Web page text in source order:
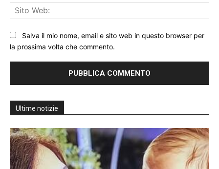
Salva il mio nome, email e sito web in questo browser per
la prossima volta che commento.
Ultime notizie